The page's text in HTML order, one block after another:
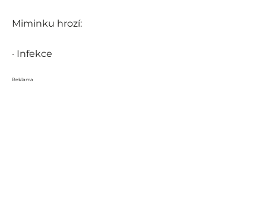
Miminku hrozí:
· Infekce
Reklama